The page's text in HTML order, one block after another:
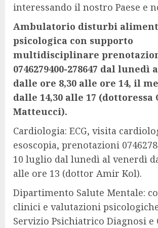
interessando il nostro Paese e
Ambulatorio disturbi
psicologica con supporto
multidisciplinare
0746279400-278647 dal lunedì
dalle ore 8,30 alle ore 14, il
dalle 14,30 alle 17 (dottoressa
Matteucci).
Cardiologia: ECG, visita
esoscopia, prenotazioni
10 luglio dal lunedì al venerdì
alle ore 13 (dottor Amir Kol).
Dipartimento Salute Mentale:
clinici e valutazioni
Servizio Psichiatrico Diagnosi e